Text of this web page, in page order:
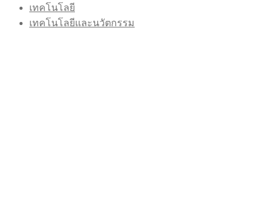
เทคโนโลยี
เทคโนโลยีและนวัตกรรม